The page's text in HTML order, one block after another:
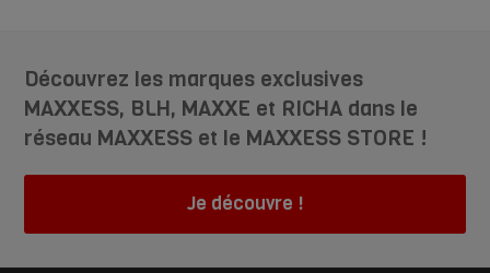
Découvrez les marques exclusives
MAXXESS, BLH, MAXXE et RICHA dans le
réseau MAXXESS et le MAXXESS STORE !
Je découvre !